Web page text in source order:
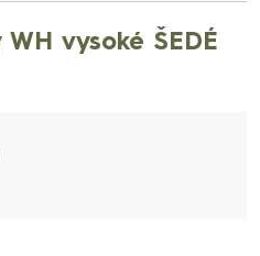
WH vysoké ŠEDÉ
HANDELS GmbH -